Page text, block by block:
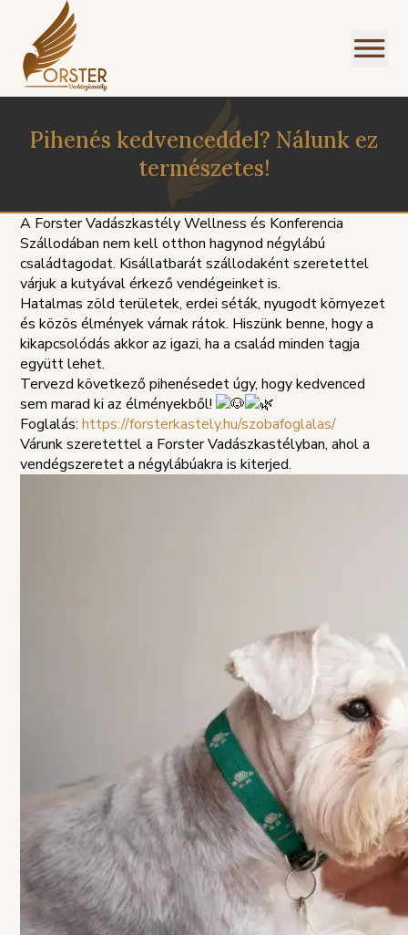
GDPR PANASZKEZELÉSI
SZABÁLYZAT
Pihenés kedvenceddel? Nálunk ez
természetes!
A Forster Vadászkastély Wellness és Konferencia
Szállodában nem kell otthon hagynod négylábú
családtagodat. Kisállatbarát szállodaként szeretettel
várjuk a kutyával érkező vendégeinket is.
Hatalmas zöld területek, erdei séták, nyugodt környezet
és közös élmények várnak rátok. Hiszünk benne, hogy a
kikapcsolódás akkor az igazi, ha a család minden tagja
együtt lehet.
Tervezd következő pihenésedet úgy, hogy kedvenced
sem marad ki az élményekből!
Foglalás:https://forsterkastely.hu/szobafoglalas/
Várunk szeretettel a Forster Vadászkastélyban, ahol a
vendégszeretet a négylábúakra is kiterjed.